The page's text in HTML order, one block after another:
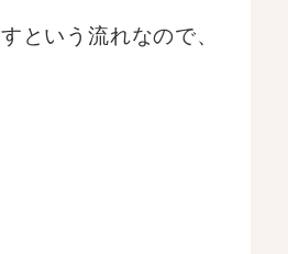
という流れなので、